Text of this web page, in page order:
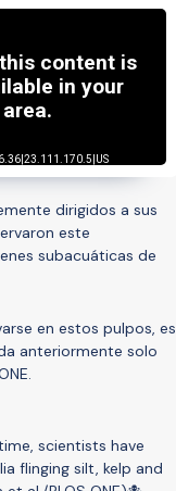
dirigidos a sus
este
subacuáticas de
en estos pulpos, es
anteriormente solo
scientists have
flinging silt, kelp and